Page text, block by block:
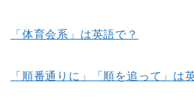
「体育会系」は英語で？
「順番通りに」「順を追って」は